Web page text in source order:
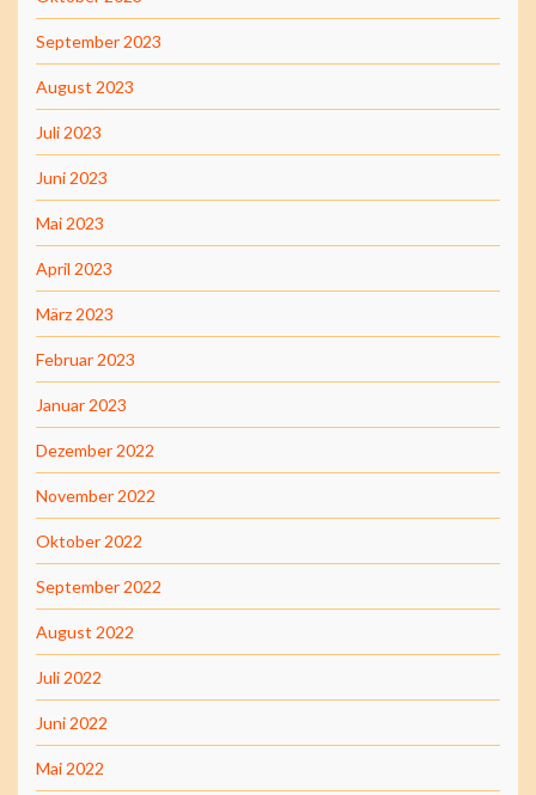
September 2023
August 2023
Juli 2023
Juni 2023
Mai 2023
April 2023
März 2023
Februar 2023
Januar 2023
Dezember 2022
November 2022
Oktober 2022
September 2022
August 2022
Juli 2022
Juni 2022
Mai 2022